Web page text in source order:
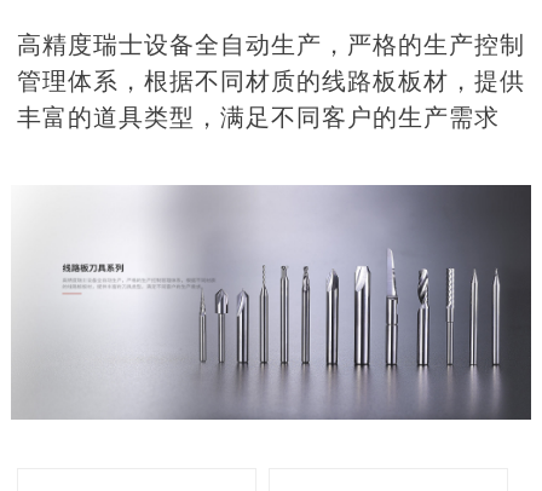
高精度瑞士设备全自动生产，严格的生产控制
管理体系，根据不同材质的线路板板材，提供
丰富的道具类型，满足不同客户的生产需求